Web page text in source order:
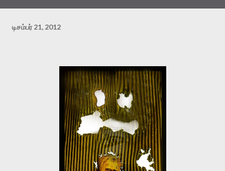
டிசம்பர் 21, 2012